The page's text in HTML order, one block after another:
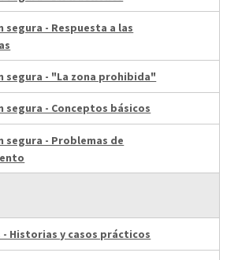
segura - Respuesta a las
segura - "La zona prohibida"
segura - Conceptos básicos
segura - Problemas de
- Historias y casos prácticos